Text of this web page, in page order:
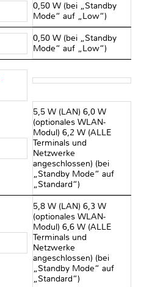
0,50 W (bei „Standby
Mode“ auf „Low“)
0,50 W (bei „Standby
Mode“ auf „Low“)
5,5 W (LAN) 6,0 W
(optionales WLAN-
Modul) 6,2 W (ALLE
Terminals und
Netzwerke
angeschlossen) (bei
„Standby Mode“ auf
„Standard“)
5,8 W (LAN) 6,3 W
(optionales WLAN-
Modul) 6,6 W (ALLE
Terminals und
Netzwerke
angeschlossen) (bei
„Standby Mode“ auf
„Standard“)